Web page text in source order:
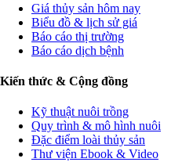
Giá thủy sản hôm nay
Biểu đồ & lịch sử giá
Báo cáo thị trường
Báo cáo dịch bệnh
Kiến thức & Cộng đồng
Kỹ thuật nuôi trồng
Quy trình & mô hình nuôi
Đặc điểm loài thủy sản
Thư viện Ebook & Video